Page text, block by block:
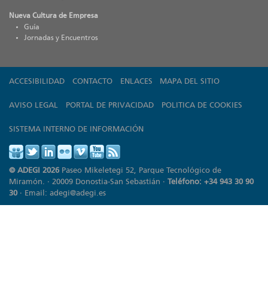
Nueva Cultura de Empresa
Guía
Jornadas y Encuentros
ACCESIBILIDAD CONTACTO ENLACES MAPA DEL SITIO
AVISO LEGAL PORTAL DE PRIVACIDAD POLITICA DE COOKIES
SISTEMA INTERNO DE INFORMACIÓN
© ADEGI 2026 Paseo Mikeletegi 52, Parque Tecnológico de
Miramón. · 20009 Donostia-San Sebastián · Teléfono: +34 943 30 90
30· Email: adegi@adegi.es